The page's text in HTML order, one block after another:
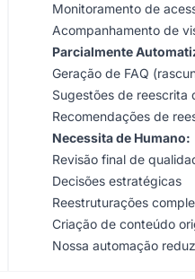
Monitoramento de
Acompanhamento de
Parcialmente
Geração de FAQ
Sugestões de reescrita
Recomendações de
Necessita de Humano:
Revisão final de
Decisões estratégicas
Reestruturações
Criação de conteúdo
Nossa automação